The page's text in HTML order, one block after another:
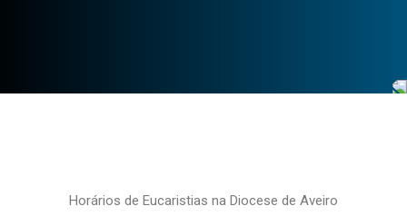
Horários de Eucaristias na Diocese de Aveiro